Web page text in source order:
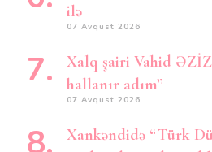
ilə
07 Avqust 2026
Xalq şairi Vahid
hallanır adım”
07 Avqust 2026
Xankəndidə “Türk